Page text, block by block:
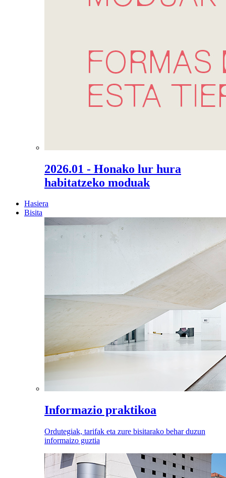
2026.01 - Honako lur hura
habitatzeko moduak
Hasiera
Bisita
Informazio praktikoa
Ordutegiak, tarifak eta zure bisitarako behar duzun
informaizo guztia